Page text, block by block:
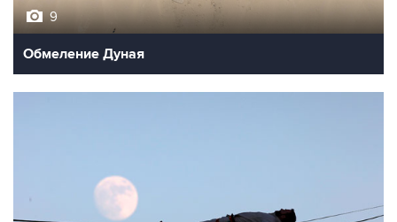
9
Обмеление Дуная